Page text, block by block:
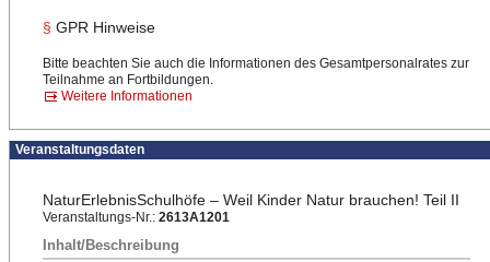
§ GPR Hinweise
Bitte beachten Sie auch die Informationen des Gesamtpersonalrates zur
Teilnahme an Fortbildungen.
Weitere Informationen
Veranstaltungsdaten
NaturErlebnisSchulhöfe – Weil Kinder Natur brauchen! Teil II
Veranstaltungs-Nr.: 2613A1201
Inhalt/Beschreibung